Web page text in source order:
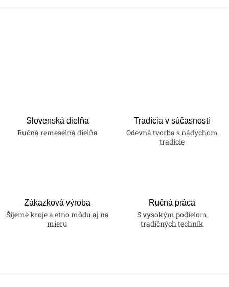
Slovenská dielňa
Ručná remeselná dielňa
Tradícia v súčasnosti
Odevná tvorba s nádychom
tradície
Zákazková výroba
Šijeme kroje a etno módu aj na
mieru
Ručná práca
S vysokým podielom
tradičných techník